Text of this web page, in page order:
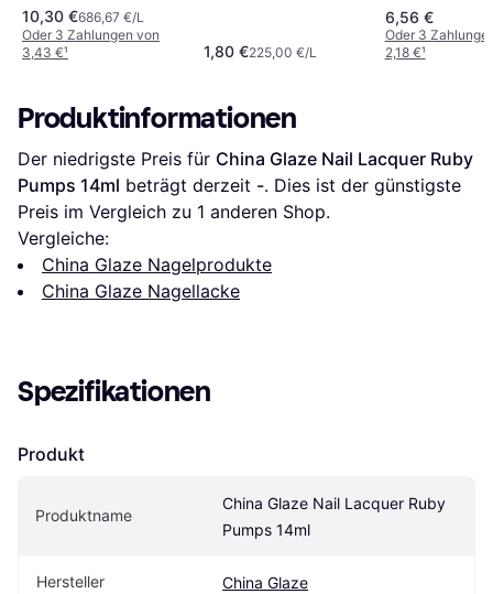
10,30 €686,67 €/L
Oder 3 Zahlungen von
3,43 €¹ 1,80 €225,00 €/L
Nagellack 10
6,56 €
Oder 3
2,18 €¹
Produktinformationen
Der niedrigste Preis für China Glaze Nail Lacquer Ruby
Pumps 14ml beträgt derzeit -. Dies ist der günstigste
Preis im Vergleich zu 1 anderen Shop.
Vergleiche:
China Glaze Nagelprodukte
China Glaze Nagellacke
Spezifikationen
Produkt
Produktname
China Glaze Nail Lacquer Ruby
Pumps 14ml
Hersteller China Glaze